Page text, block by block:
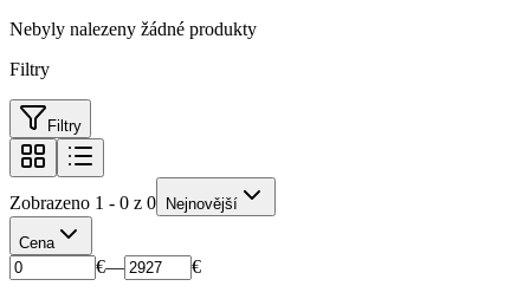
Nebyly nalezeny žádné produkty
Filtry
Filtry
Zobrazeno 1 - 0 z 0 Nejnovější
Cena
€— €